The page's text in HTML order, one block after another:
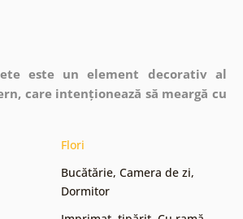
este un element decorativ al
care intenționează să meargă cu
Flori
Bucătărie, Camera de zi,
Dormitor